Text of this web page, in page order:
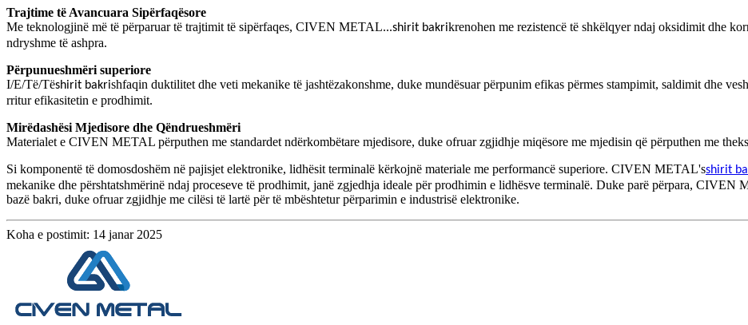
Trajtime të Avancuara Sipërfaqësore
Me teknologjinë më të përparuar të trajtimit të sipërfaqes, CIVEN METAL...shirit bakrikrenohen me rezistencë të shkëlqyer ndaj oksidimit dhe
ndryshme të ashpra.
Përpunueshmëri superiore
I/E/Të/Tëshirit bakrishfaqin duktilitet dhe veti mekanike të jashtëzakonshme, duke mundësuar përpunim efikas përmes stampimit, saldimit dhe
rritur efikasitetin e prodhimit.
Mirëdashësi Mjedisore dhe Qëndrueshmëri
Materialet e CIVEN METAL përputhen me standardet ndërkombëtare mjedisore, duke ofruar zgjidhje miqësore me mjedisin që përputhen me
Si komponentë të domosdoshëm në pajisjet elektronike, lidhësit terminalë kërkojnë materiale me performancë superiore. CIVEN METAL'sshirit
mekanike dhe përshtatshmërinë ndaj proceseve të prodhimit, janë zgjedhja ideale për prodhimin e lidhësve terminalë. Duke parë përpara,
bazë bakri, duke ofruar zgjidhje me cilësi të lartë për të mbështetur përparimin e industrisë elektronike.
Koha e postimit: 14 janar 2025